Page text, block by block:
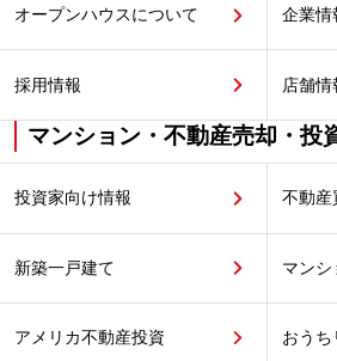
オープンハウスについて 企業情
採用情報 店舗情
マンション・不動産売却・投
投資家向け情報 不動産
新築一戸建て マンシ
アメリカ不動産投資 おうち